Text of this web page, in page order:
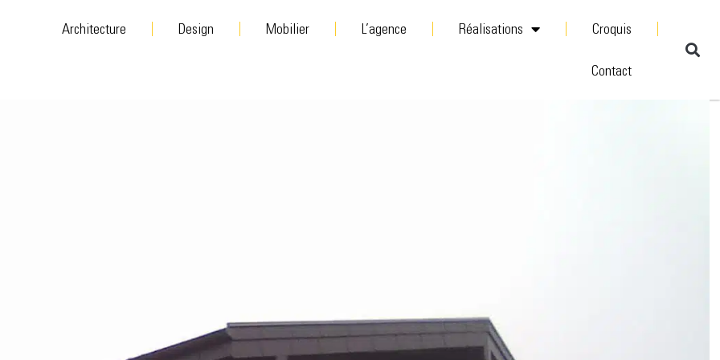
Architecture Design Mobilier L’agence Réalisations Croquis
Contact